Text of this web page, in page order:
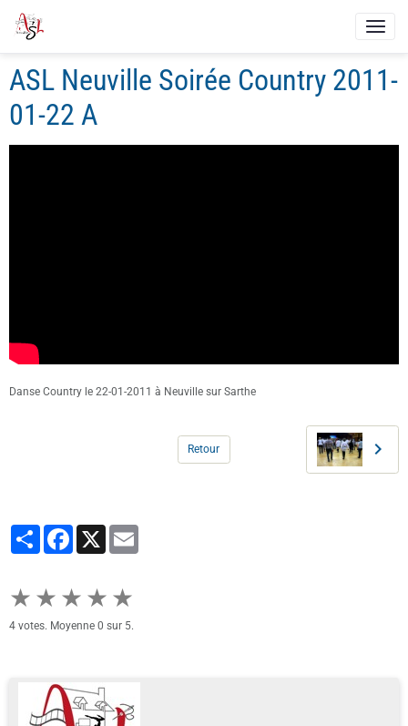
ASL Neuville Soirée Country 2011-
01-22 A
Danse Country le 22-01-2011 à Neuville sur Sarthe
Retour
PartagerFacebook
★ ★ ★ ★ ★
4 votes. Moyenne 0 sur 5.